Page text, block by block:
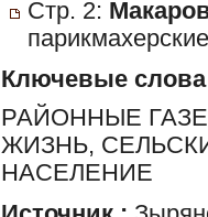
Стр. 2:
Ключевые слова
РАЙОННЫЕ
ЖИЗНЬ,
НАСЕЛЕНИЕ